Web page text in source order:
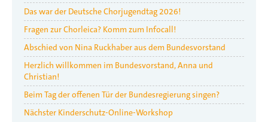
Das war der Deutsche Chorjugendtag 2026!
Fragen zur Chorleica? Komm zum Infocall!
Abschied von Nina Ruckhaber aus dem Bundesvorstand
Herzlich willkommen im Bundesvorstand, Anna und
Christian!
Beim Tag der offenen Tür der Bundesregierung singen?
Nächster Kinderschutz-Online-Workshop